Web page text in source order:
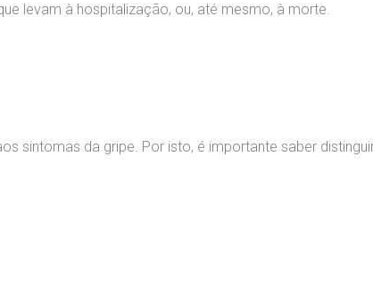
levam à hospitalização, ou, até mesmo, à morte.
sintomas da gripe. Por isto, é importante saber